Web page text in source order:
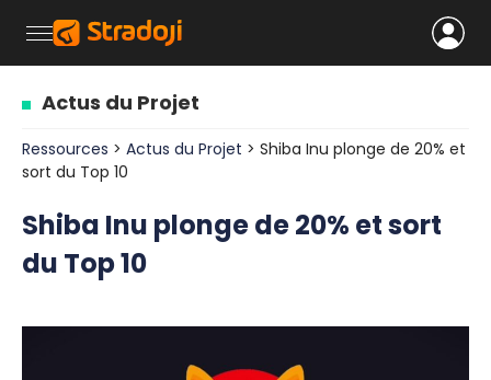
Actus du Projet
Ressources > Actus du Projet > Shiba Inu plonge de 20% et
sort du Top 10
Shiba Inu plonge de 20% et sort
du Top 10